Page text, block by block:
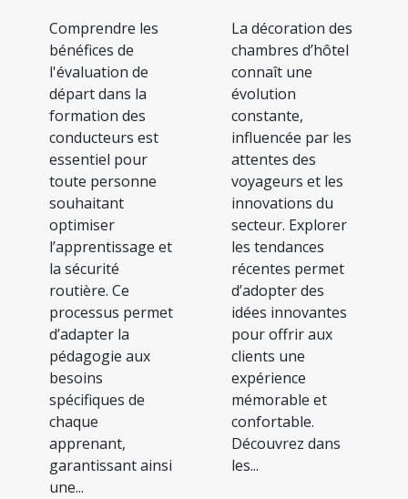
Comprendre les
bénéfices de
l'évaluation de
départ dans la
formation des
conducteurs est
essentiel pour
toute personne
souhaitant
optimiser
l’apprentissage et
la sécurité
routière. Ce
processus permet
d’adapter la
pédagogie aux
besoins
spécifiques de
chaque
apprenant,
garantissant ainsi
une...
La décoration des
chambres d’hôtel
connaît une
évolution
constante,
influencée par les
attentes des
voyageurs et les
innovations du
secteur. Explorer
les tendances
récentes permet
d’adopter des
idées innovantes
pour offrir aux
clients une
expérience
mémorable et
confortable.
Découvrez dans
les...